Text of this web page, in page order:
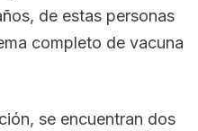
de estas personas
completo de vacuna
se encuentran dos